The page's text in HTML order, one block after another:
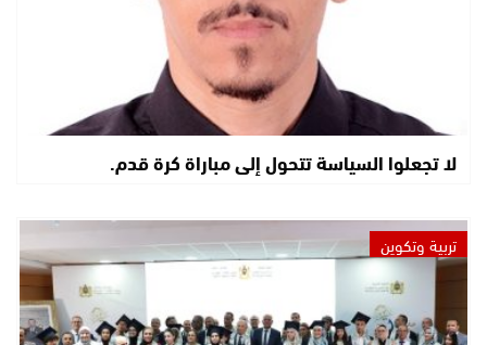
لا تجعلوا السياسة تتحول إلى مباراة كرة قدم.
تربية وتكوين